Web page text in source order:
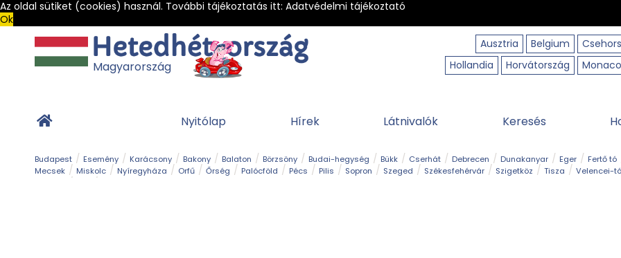
Az oldal sütiket (cookies) használ. További tájékoztatás itt: Adatvédelmi tájékoztató
Ok
Ausztria
Belgium
Hollandia
Horvátország Monaco
Magyarország
Nyitólap Hírek Látnivalók Keresés
Budapest Esemény Karácsony Bakony Balaton Börzsöny Budai-hegység Bükk Cserhát Debrecen Dunakanyar Eger Fertő tó
Mecsek
Miskolc Nyíregyháza Orfű Őrség Palócföld Pécs Pilis Sopron Szeged Székesfehérvár Szigetköz Tisza Velencei-tó